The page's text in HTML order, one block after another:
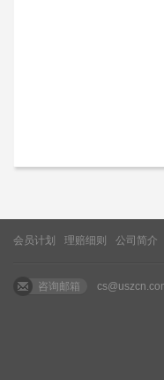
会员计划 理赔细则 公司简介
咨询邮箱